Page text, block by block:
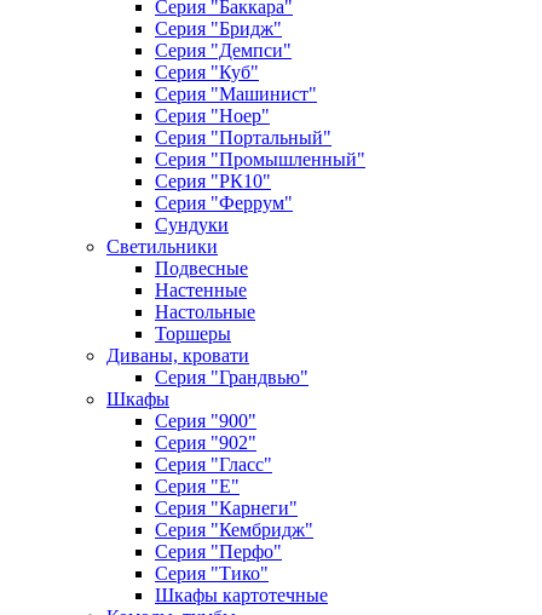
Серия "Баккара"
Серия "Бридж"
Серия "Демпси"
Серия "Куб"
Серия "Машинист"
Серия "Ноер"
Серия "Портальный"
Серия "Промышленный"
Серия "РК10"
Серия "Феррум"
Сундуки
Светильники
Подвесные
Настенные
Настольные
Торшеры
Диваны, кровати
Серия "Грандвью"
Шкафы
Серия "900"
Серия "902"
Серия "Гласс"
Серия "Е"
Серия "Карнеги"
Серия "Кембридж"
Серия "Перфо"
Серия "Тико"
Шкафы картотечные